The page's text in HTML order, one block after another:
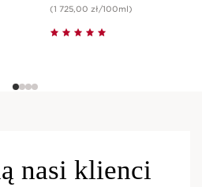
(1 725,00 zł/100ml)
nasi klienci